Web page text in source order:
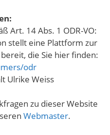
Art. 14 Abs. 1 ODR-VO:
stellt eine Plattform zur
die Sie hier finden:
odr
Ulrike Weiss
zu dieser Website
Webmaster.